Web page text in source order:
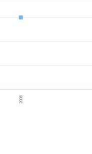
2006